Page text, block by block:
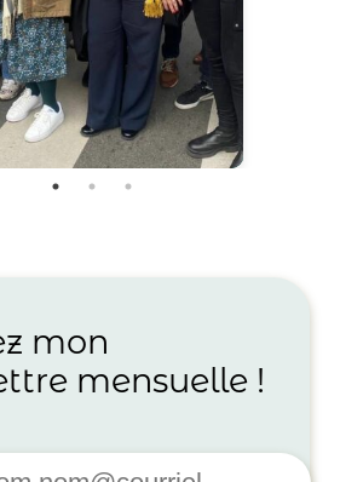
mon
mensuelle !
email*